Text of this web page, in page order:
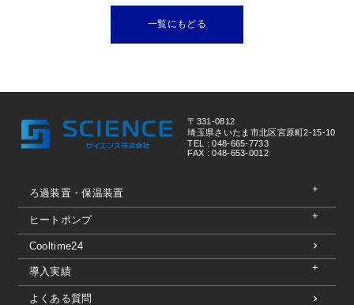
一覧にもどる
〒331-0812
埼玉県さいたま市北区宮原町2-15-10
TEL : 048-665-7733
FAX : 048-653-0012
ろ過装置・保温装置
ヒートポンプ
Cooltime24
導入実績
よくある質問